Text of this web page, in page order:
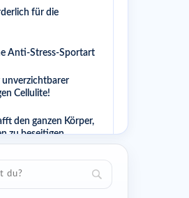
für die
Anti-Stress-Sportart
Cellulite!
den ganzen Körper,
zu beseitigen
Spaßsport!
DES COACHES